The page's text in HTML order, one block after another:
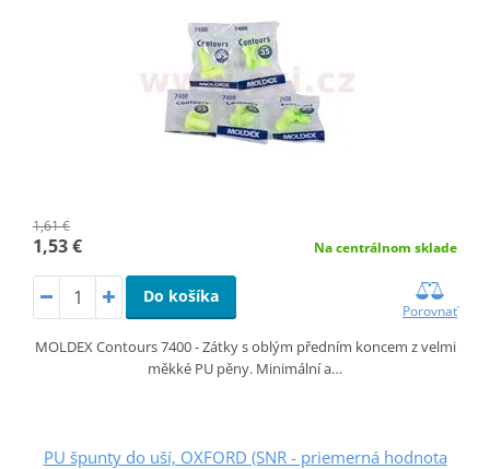
1,61 €
1,53 € Na centrálnom sklade
Do košíka
Porovnať
MOLDEX Contours 7400 - Zátky s oblým předním koncem z velmi
měkké PU pěny. Minimální a…
PU špunty do uší, OXFORD (SNR - priemerná hodnota